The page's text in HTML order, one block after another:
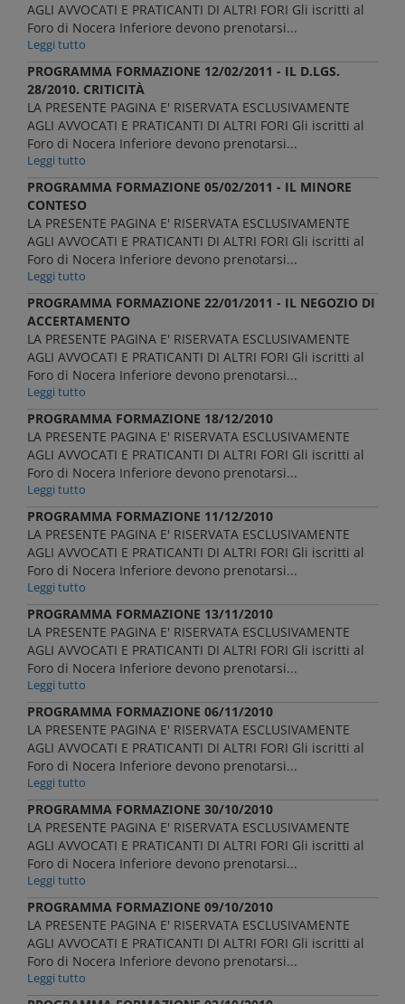
AGLI AVVOCATI E PRATICANTI DI ALTRI FORI Gli iscritti al
Foro di Nocera Inferiore devono prenotarsi...
Leggi tutto
PROGRAMMA FORMAZIONE 12/02/2011 - IL D.LGS.
28/2010. CRITICITÀ
LA PRESENTE PAGINA E' RISERVATA ESCLUSIVAMENTE
AGLI AVVOCATI E PRATICANTI DI ALTRI FORI Gli iscritti al
Foro di Nocera Inferiore devono prenotarsi...
Leggi tutto
PROGRAMMA FORMAZIONE 05/02/2011 - IL MINORE
CONTESO
LA PRESENTE PAGINA E' RISERVATA ESCLUSIVAMENTE
AGLI AVVOCATI E PRATICANTI DI ALTRI FORI Gli iscritti al
Foro di Nocera Inferiore devono prenotarsi...
Leggi tutto
PROGRAMMA FORMAZIONE 22/01/2011 - IL NEGOZIO DI
ACCERTAMENTO
LA PRESENTE PAGINA E' RISERVATA ESCLUSIVAMENTE
AGLI AVVOCATI E PRATICANTI DI ALTRI FORI Gli iscritti al
Foro di Nocera Inferiore devono prenotarsi...
Leggi tutto
PROGRAMMA FORMAZIONE 18/12/2010
LA PRESENTE PAGINA E' RISERVATA ESCLUSIVAMENTE
AGLI AVVOCATI E PRATICANTI DI ALTRI FORI Gli iscritti al
Foro di Nocera Inferiore devono prenotarsi...
Leggi tutto
PROGRAMMA FORMAZIONE 11/12/2010
LA PRESENTE PAGINA E' RISERVATA ESCLUSIVAMENTE
AGLI AVVOCATI E PRATICANTI DI ALTRI FORI Gli iscritti al
Foro di Nocera Inferiore devono prenotarsi...
Leggi tutto
PROGRAMMA FORMAZIONE 13/11/2010
LA PRESENTE PAGINA E' RISERVATA ESCLUSIVAMENTE
AGLI AVVOCATI E PRATICANTI DI ALTRI FORI Gli iscritti al
Foro di Nocera Inferiore devono prenotarsi...
Leggi tutto
PROGRAMMA FORMAZIONE 06/11/2010
LA PRESENTE PAGINA E' RISERVATA ESCLUSIVAMENTE
AGLI AVVOCATI E PRATICANTI DI ALTRI FORI Gli iscritti al
Foro di Nocera Inferiore devono prenotarsi...
Leggi tutto
PROGRAMMA FORMAZIONE 30/10/2010
LA PRESENTE PAGINA E' RISERVATA ESCLUSIVAMENTE
AGLI AVVOCATI E PRATICANTI DI ALTRI FORI Gli iscritti al
Foro di Nocera Inferiore devono prenotarsi...
Leggi tutto
PROGRAMMA FORMAZIONE 09/10/2010
LA PRESENTE PAGINA E' RISERVATA ESCLUSIVAMENTE
AGLI AVVOCATI E PRATICANTI DI ALTRI FORI Gli iscritti al
Foro di Nocera Inferiore devono prenotarsi...
Leggi tutto